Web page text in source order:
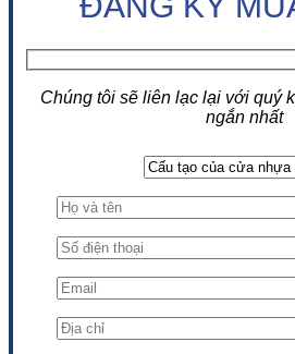
Chúng tôi sẽ liên lạc lại với quý
ngắn nhất